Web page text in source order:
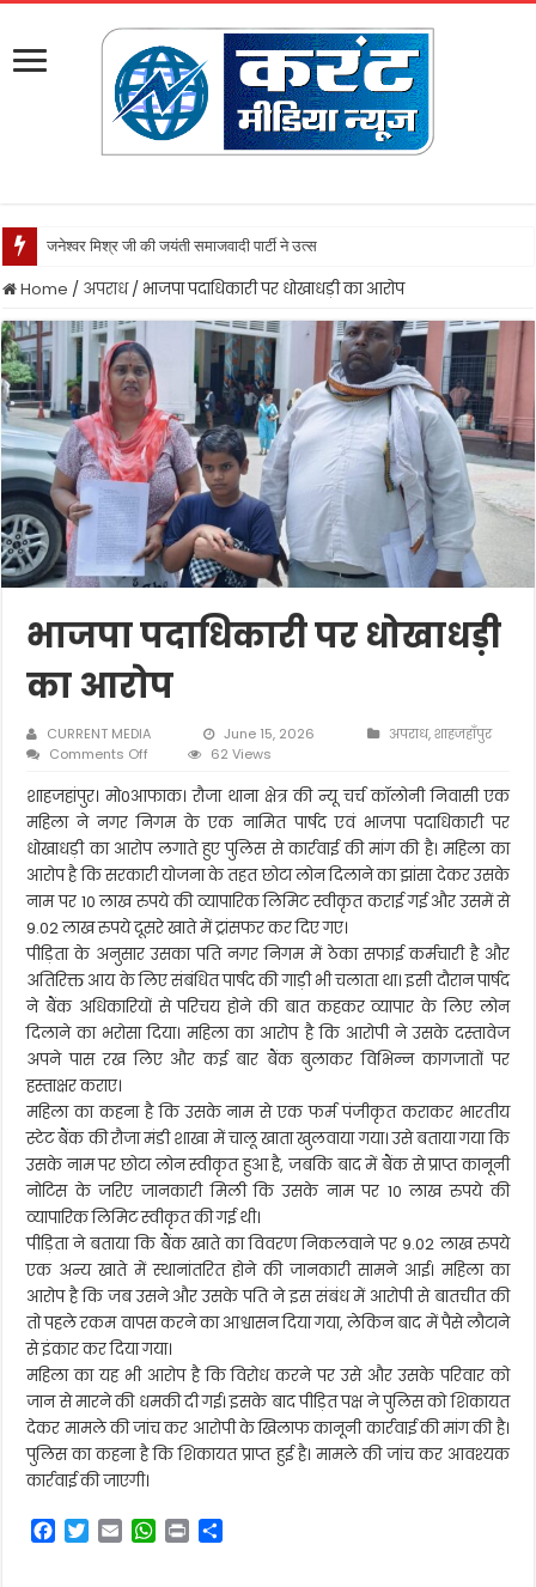
जनेश्वर मिश्र जी की जयंती समाजवादी पार्टी ने उत्साह के साथ मनायी
Home / अपराध/ भाजपा पदाधिकारी पर धोखाधड़ी का आरोप
भाजपा पदाधिकारी पर धोखाधड़ी
का आरोप
CURRENT MEDIA June 15, 2026 अपराध,शाहजहाँपुर
Comments Off
पदाधिकारी
पर
धोखाधड़ी
का
आरोप
62 Views
शाहजहांपुर। मो0आफाक। रौजा थाना क्षेत्र की न्यू चर्च कॉलोनी निवासी एक
महिला ने नगर निगम के एक नामित पार्षद एवं भाजपा पदाधिकारी पर
धोखाधड़ी का आरोप लगाते हुए पुलिस से कार्रवाई की मांग की है। महिला का
आरोप है कि सरकारी योजना के तहत छोटा लोन दिलाने का झांसा देकर उसके
नाम पर 10 लाख रुपये की व्यापारिक लिमिट स्वीकृत कराई गई और उसमें से
9.02 लाख रुपये दूसरे खाते में ट्रांसफर कर दिए गए।
पीड़िता के अनुसार उसका पति नगर निगम में ठेका सफाई कर्मचारी है और
अतिरिक्त आय के लिए संबंधित पार्षद की गाड़ी भी चलाता था। इसी दौरान पार्षद
ने बैंक अधिकारियों से परिचय होने की बात कहकर व्यापार के लिए लोन
दिलाने का भरोसा दिया। महिला का आरोप है कि आरोपी ने उसके दस्तावेज
अपने पास रख लिए और कई बार बैंक बुलाकर विभिन्न कागजातों पर
हस्ताक्षर कराए।
महिला का कहना है कि उसके नाम से एक फर्म पंजीकृत कराकर भारतीय
स्टेट बैंक की रौजा मंडी शाखा में चालू खाता खुलवाया गया। उसे बताया गया कि
उसके नाम पर छोटा लोन स्वीकृत हुआ है, जबकि बाद में बैंक से प्राप्त कानूनी
नोटिस के जरिए जानकारी मिली कि उसके नाम पर 10 लाख रुपये की
व्यापारिक लिमिट स्वीकृत की गई थी।
पीड़िता ने बताया कि बैंक खाते का विवरण निकलवाने पर 9.02 लाख रुपये
एक अन्य खाते में स्थानांतरित होने की जानकारी सामने आई। महिला का
आरोप है कि जब उसने और उसके पति ने इस संबंध में आरोपी से बातचीत की
तो पहले रकम वापस करने का आश्वासन दिया गया, लेकिन बाद में पैसे लौटाने
से इंकार कर दिया गया।
महिला का यह भी आरोप है कि विरोध करने पर उसे और उसके परिवार को
जान से मारने की धमकी दी गई। इसके बाद पीड़ित पक्ष ने पुलिस को शिकायत
देकर मामले की जांच कर आरोपी के खिलाफ कानूनी कार्रवाई की मांग की है।
पुलिस का कहना है कि शिकायत प्राप्त हुई है। मामले की जांच कर आवश्यक
कार्रवाई की जाएगी।
F
T
E
W
P